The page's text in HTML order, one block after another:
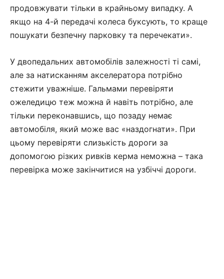
продовжувати тільки в крайньому випадку. А
якщо на 4-й передачі колеса буксують, то краще
пошукати безпечну парковку та перечекати».
У двопедальних автомобілів залежності ті самі,
але за натисканням акселератора потрібно
стежити уважніше. Гальмами перевіряти
ожеледицю теж можна й навіть потрібно, але
тільки переконавшись, що позаду немає
автомобіля, який може вас «наздогнати». При
цьому перевіряти слизькість дороги за
допомогою різких ривків керма неможна – така
перевірка може закінчитися на узбіччі дороги.